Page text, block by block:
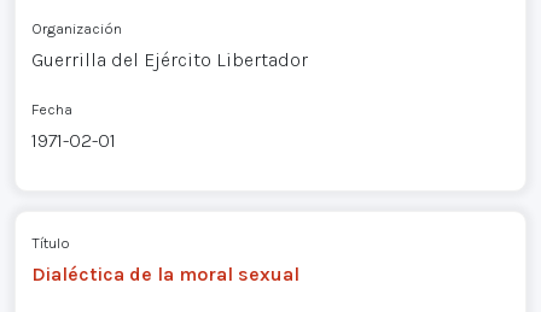
Organización
Guerrilla del Ejército Libertador
Fecha
1971-02-01
Título
Dialéctica de la moral sexual